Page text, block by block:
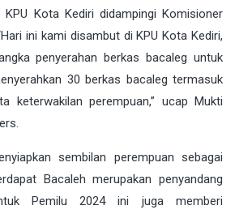
Kota Kediri didampingi Komisioner
ini kami disambut di KPU Kota Kediri,
penyerahan berkas bacaleg untuk
30 berkas bacaleg termasuk
keterwakilan perempuan,” ucap Mukti
sembilan perempuan sebagai
Bacaleh merupakan penyandang
Pemilu 2024 ini juga memberi